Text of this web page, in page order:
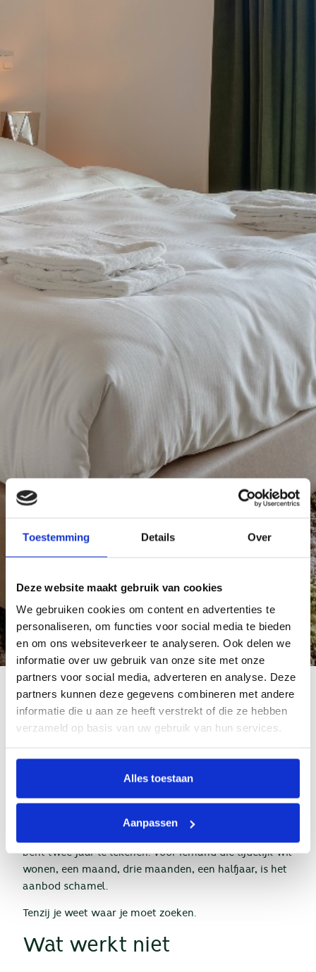
Toestemming Details Over
Deze website maakt gebruik van cookies
We gebruiken cookies om content en advertenties te
personaliseren, om functies voor social media te bieden
en om ons websiteverkeer te analyseren. Ook delen we
informatie over uw gebruik van onze site met onze
partners voor social media, adverteren en analyse. Deze
partners kunnen deze gegevens combineren met andere
informatie die u aan ze heeft verstrekt of die ze hebben
verzameld op basis van uw gebruik van hun services.
Alles toestaan
Aanpassen
Je wil een maand in Amsterdam zijn. Niet in een hotel,
niet bij iemand op de bank. Gewoon je eigen plek, een
koelkast die van jou is, en ’s ochtends koffie zonder
Klinkt simpel. Is het niet.
De Amsterdamse huurmarkt is gemaakt voor mensen
die blijven. Langlopende contracten, hoge
bent twee jaar te tekenen. Voor iemand die tijdelijk wil
wonen, een maand, drie maanden, een halfjaar, is het
aanbod schamel.
Tenzij je weet waar je moet zoeken.
Wat werkt niet